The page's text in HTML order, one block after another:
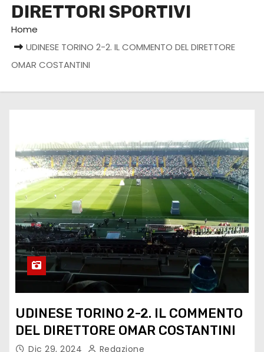
DIRETTORI SPORTIVI
Home
UDINESE TORINO 2-2. IL COMMENTO DEL DIRETTORE
OMAR COSTANTINI
UDINESE TORINO 2-2. IL COMMENTO
DEL DIRETTORE OMAR COSTANTINI
Dic 29, 2024 Redazione